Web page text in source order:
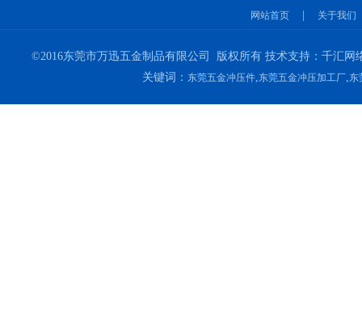
网站首页 关于我们
©2016东莞市万迅五金制品有限公司 版权所有 技术支持：千汇网
关键词： 东莞五金冲压件,东莞五金冲压加工厂,东